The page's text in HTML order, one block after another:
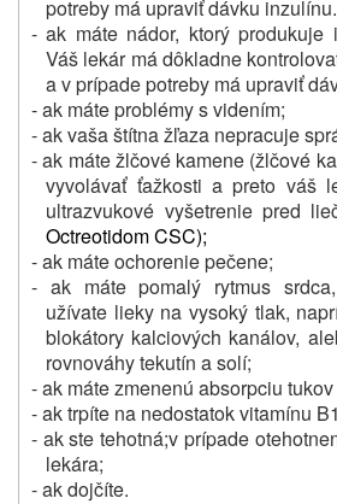
potreby má upraviť dávku inzulínu.
- ak máte nádor, ktorý produkuje
Váš lekár má dôkladne
a v prípade potreby má upraviť
- ak máte problémy s videním;
- ak vaša štítna žľaza nepracuje
- ak máte žlčové kamene (žlčové
vyvolávať ťažkosti a preto váš
ultrazvukové vyšetrenie pred
Octreotidom CSC);
- ak máte ochorenie pečene;
- ak máte pomalý rytmus
užívate lieky na vysoký tlak,
blokátory kalciových kanálov,
rovnováhy tekutín a solí;
- ak máte zmenenú absorpciu
- ak trpíte na nedostatok vitamínu
- ak ste tehotná;v prípade
lekára;
- ak dojčíte.